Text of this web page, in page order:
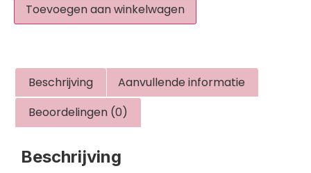
Toevoegen aan winkelwagen
Beschrijving
Aanvullende informatie
Beoordelingen (0)
Beschrijving